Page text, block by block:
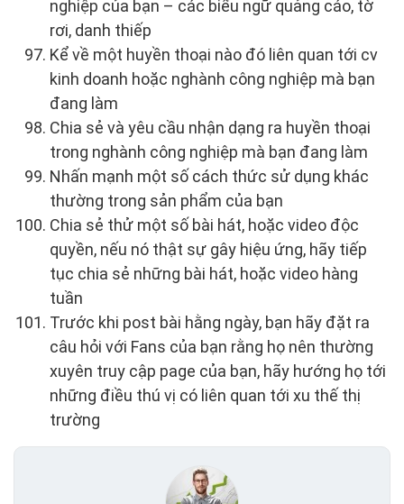
nghiệp của bạn – các biểu ngữ quảng cáo, tờ
rơi, danh thiếp
Kể về một huyền thoại nào đó liên quan tới cv
kinh doanh hoặc nghành công nghiệp mà bạn
đang làm
Chia sẻ và yêu cầu nhận dạng ra huyền thoại
trong nghành công nghiệp mà bạn đang làm
Nhấn mạnh một số cách thức sử dụng khác
thường trong sản phẩm của bạn
Chia sẻ thử một số bài hát, hoặc video độc
quyền, nếu nó thật sự gây hiệu ứng, hãy tiếp
tục chia sẻ những bài hát, hoặc video hàng
tuần
Trước khi post bài hằng ngày, bạn hãy đặt ra
câu hỏi với Fans của bạn rằng họ nên thường
xuyên truy cập page của bạn, hãy hướng họ tới
những điều thú vị có liên quan tới xu thế thị
trường